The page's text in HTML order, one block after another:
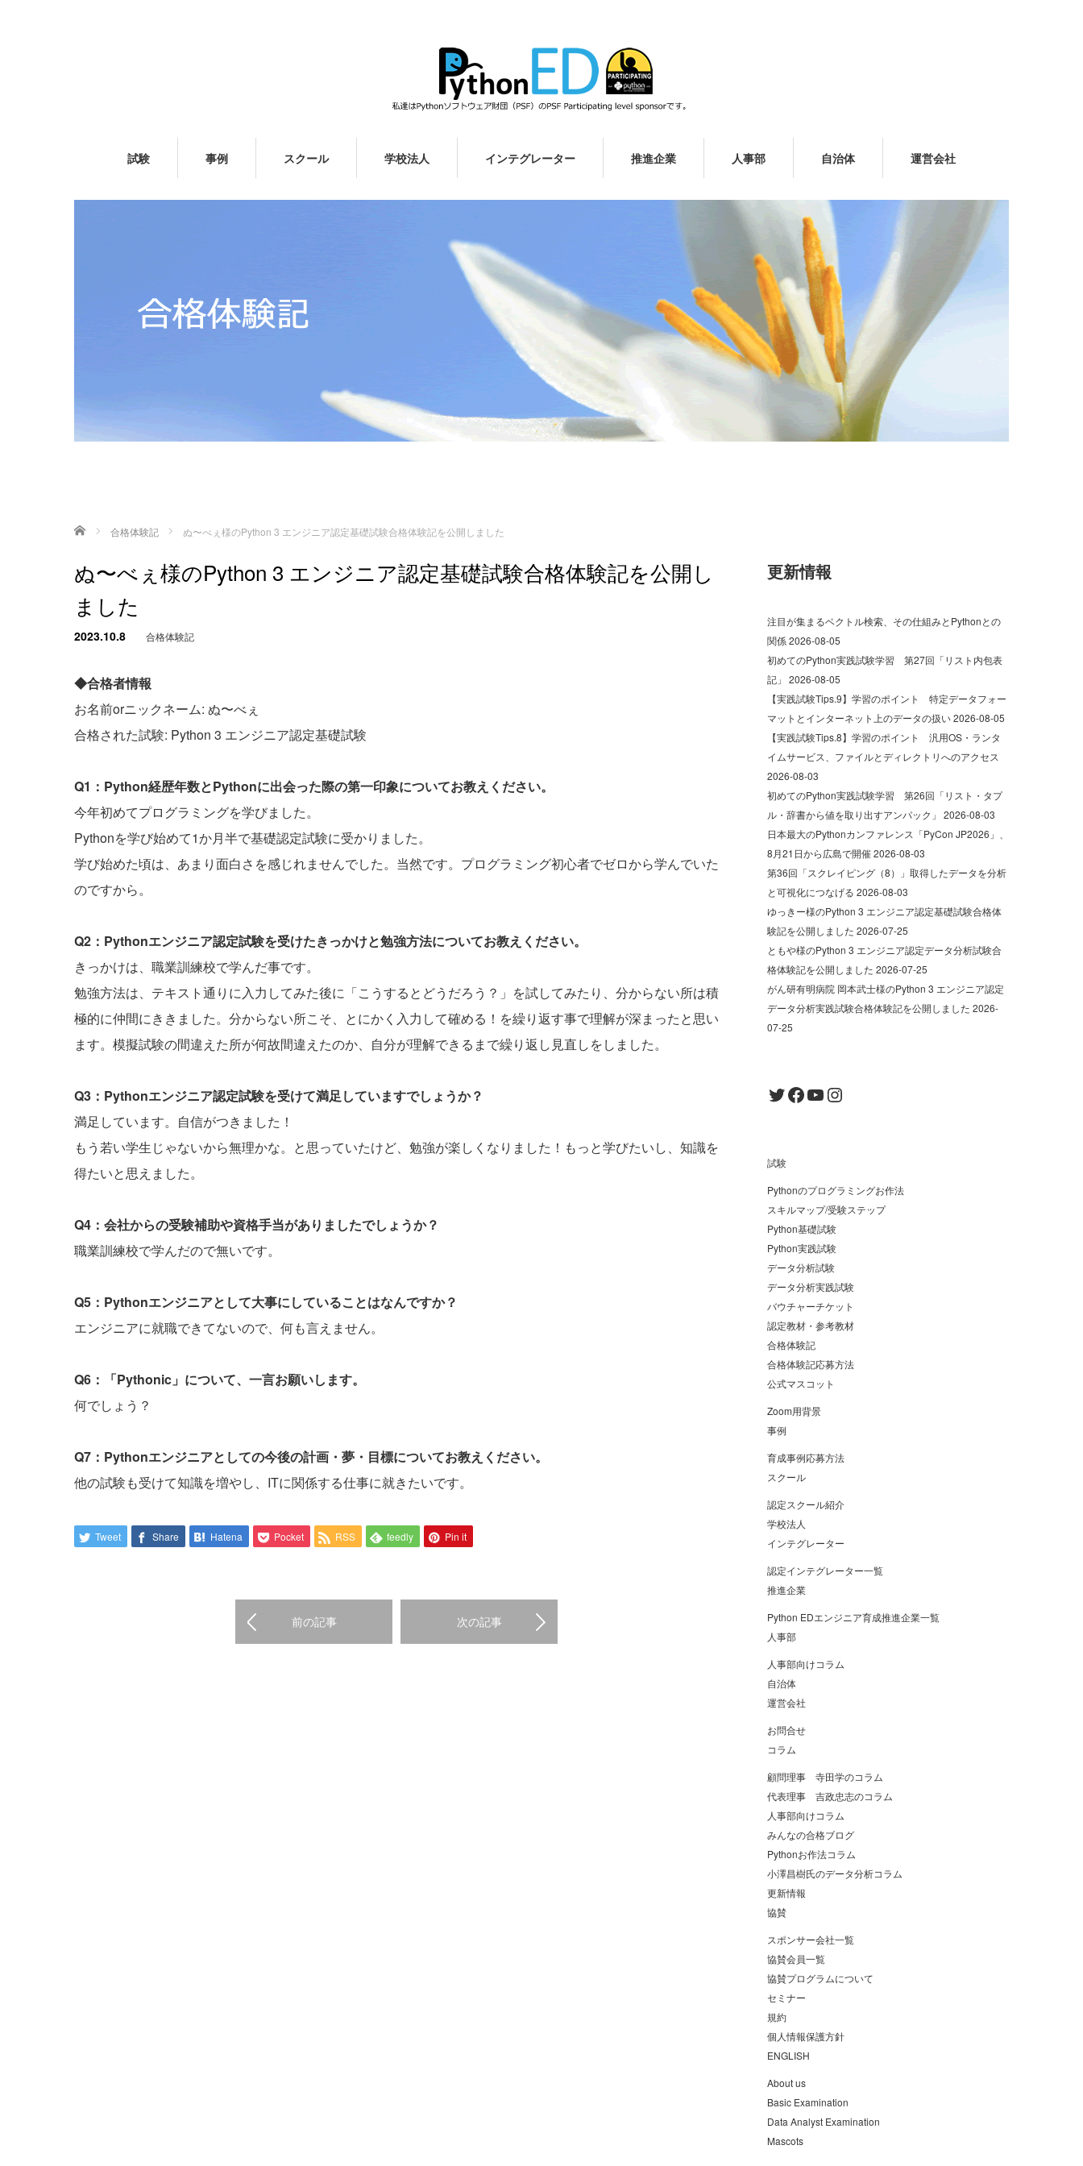
試験 事例 スクール 学校法人 インテグレーター 推進企業 人事部 自治体 運営会社
ホーム 合格体験記 ぬ〜べぇ様のPython 3 エンジニア認定基礎試験合格体験記を公開しました
ぬ〜べぇ様のPython 3 エンジニア認定基礎試験合格体験記を公開し
ました
2023.10.8 合格体験記
◆合格者情報
お名前orニックネーム: ぬ〜べぇ
合格された試験: Python 3 エンジニア認定基礎試験
Q1：Python経歴年数とPythonに出会った際の第一印象についてお教えください。
今年初めてプログラミングを学びました。
Pythonを学び始めて1か月半で基礎認定試験に受かりました。
学び始めた頃は、あまり面白さを感じれませんでした。当然です。プログラミング初心者でゼロから学んでいた
のですから。
Q2：Pythonエンジニア認定試験を受けたきっかけと勉強方法についてお教えください。
きっかけは、職業訓練校で学んだ事です。
勉強方法は、テキスト通りに入力してみた後に「こうするとどうだろう？」を試してみたり、分からない所は積
極的に仲間にききました。分からない所こそ、とにかく入力して確める！を繰り返す事で理解が深まったと思い
ます。模擬試験の間違えた所が何故間違えたのか、自分が理解できるまで繰り返し見直しをしました。
Q3：Pythonエンジニア認定試験を受けて満足していますでしょうか？
満足しています。自信がつきました！
もう若い学生じゃないから無理かな。と思っていたけど、勉強が楽しくなりました！もっと学びたいし、知識を
得たいと思えました。
Q4：会社からの受験補助や資格手当がありましたでしょうか？
職業訓練校で学んだので無いです。
Q5：Pythonエンジニアとして大事にしていることはなんですか？
エンジニアに就職できてないので、何も言えません。
Q6：「Pythonic」について、一言お願いします。
何でしょう？
Q7：Pythonエンジニアとしての今後の計画・夢・目標についてお教えください。
他の試験も受けて知識を増やし、ITに関係する仕事に就きたいです。
Tweet Share Hatena Pocket RSS feedly Pin it
前の記事 次の記事
更新情報
注目が集まるベクトル検索、その仕組みとPythonとの
関係2026-08-05
初めてのPython実践試験学習 第27回「リスト内包表
記」 2026-08-05
【実践試験Tips.9】学習のポイント 特定データフォー
マットとインターネット上のデータの扱い2026-08-05
【実践試験Tips.8】学習のポイント 汎用OS・ランタ
イムサービス、ファイルとディレクトリへのアクセス
2026-08-03
初めてのPython実践試験学習 第26回「リスト・タプ
ル・辞書から値を取り出すアンパック」 2026-08-03
日本最大のPythonカンファレンス「PyCon JP2026」、
8月21日から広島で開催2026-08-03
第36回「スクレイピング（8）」取得したデータを分析
と可視化につなげる 2026-08-03
ゆっきー様のPython 3 エンジニア認定基礎試験合格体
験記を公開しました 2026-07-25
ともや様のPython 3 エンジニア認定データ分析試験合
格体験記を公開しました 2026-07-25
がん研有明病院 岡本武士様のPython 3 エンジニア認定
データ分析実践試験合格体験記を公開しました 2026-
07-25
Twitter
Facebook
YouTube
Instagram
試験
Pythonのプログラミングお作法
スキルマップ/受験ステップ
Python基礎試験
Python実践試験
データ分析試験
データ分析実践試験
バウチャーチケット
認定教材・参考教材
合格体験記
合格体験記応募方法
公式マスコット
Zoom用背景
事例
育成事例応募方法
スクール
認定スクール紹介
学校法人
インテグレーター
認定インテグレーター一覧
推進企業
Python EDエンジニア育成推進企業一覧
人事部
人事部向けコラム
自治体
運営会社
お問合せ
コラム
顧問理事 寺田学のコラム
代表理事 吉政忠志のコラム
人事部向けコラム
みんなの合格ブログ
Pythonお作法コラム
小澤昌樹氏のデータ分析コラム
更新情報
協賛
スポンサー会社一覧
協賛会員一覧
協賛プログラムについて
セミナー
規約
個人情報保護方針
ENGLISH
About us
Basic Examination
Data Analyst Examination
Mascots